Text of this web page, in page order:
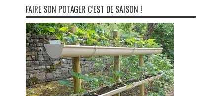
FAIRE SON POTAGER C’EST DE SAISON !